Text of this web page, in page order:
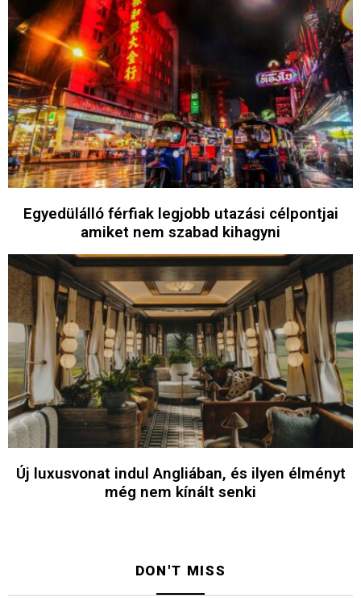
Egyedülálló férfiak legjobb utazási célpontjai
amiket nem szabad kihagyni
Új luxusvonat indul Angliában, és ilyen élményt
még nem kínált senki
DON'T MISS